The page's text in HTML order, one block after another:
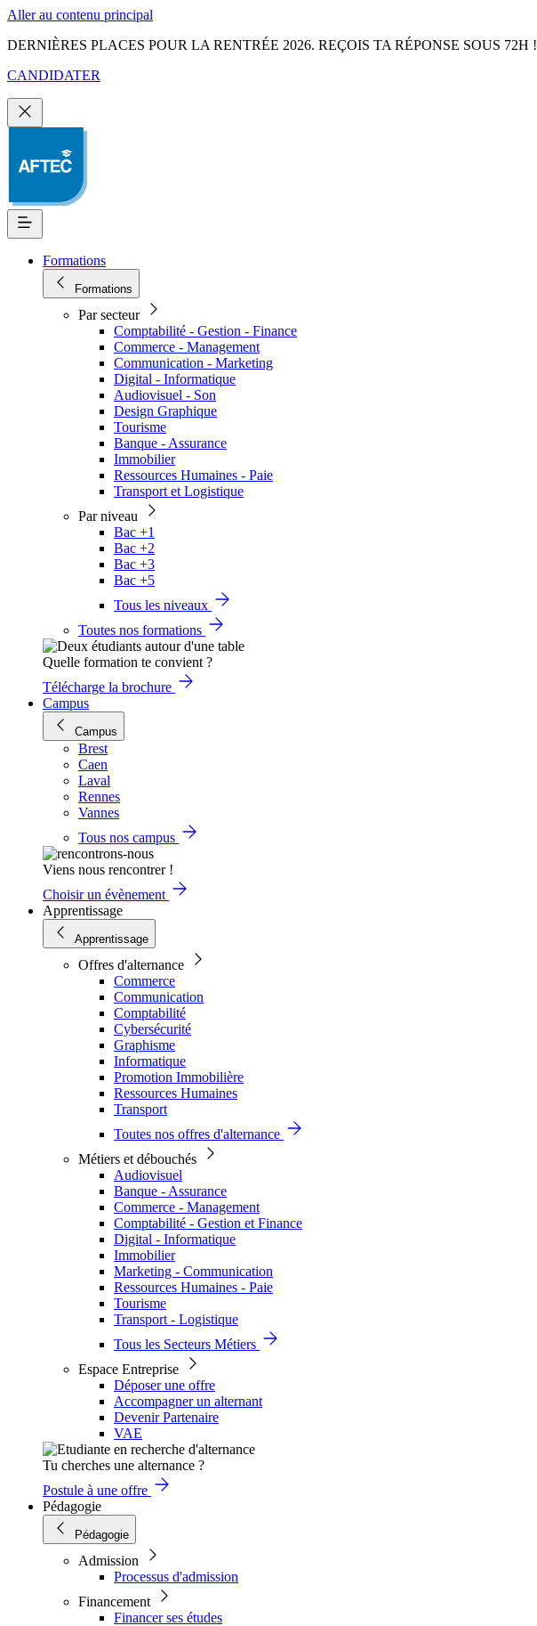
Aller au contenu principal
DERNIÈRES PLACES POUR LA RENTRÉE 2026. REÇOIS TA RÉPONSE SOUS 72H !
CANDIDATER
Formations
Formations
Par secteur
Comptabilité - Gestion - Finance
Commerce - Management
Communication - Marketing
Digital - Informatique
Audiovisuel - Son
Design Graphique
Tourisme
Banque - Assurance
Immobilier
Ressources Humaines - Paie
Transport et Logistique
Par niveau
Bac +1
Bac +2
Bac +3
Bac +5
Tous les niveaux
Toutes nos formations
Quelle formation te convient ?
Télécharge la brochure
Campus
Campus
Brest
Caen
Laval
Rennes
Vannes
Tous nos campus
Viens nous rencontrer !
Choisir un évènement
Apprentissage
Apprentissage
Offres d'alternance
Commerce
Communication
Comptabilité
Cybersécurité
Graphisme
Informatique
Promotion Immobilière
Ressources Humaines
Transport
Toutes nos offres d'alternance
Métiers et débouchés
Audiovisuel
Banque - Assurance
Commerce - Management
Comptabilité - Gestion et Finance
Digital - Informatique
Immobilier
Marketing - Communication
Ressources Humaines - Paie
Tourisme
Transport - Logistique
Tous les Secteurs Métiers
Espace Entreprise
Déposer une offre
Accompagner un alternant
Devenir Partenaire
VAE
Tu cherches une alternance ?
Postule à une offre
Pédagogie
Pédagogie
Admission
Processus d'admission
Financement
Financer ses études